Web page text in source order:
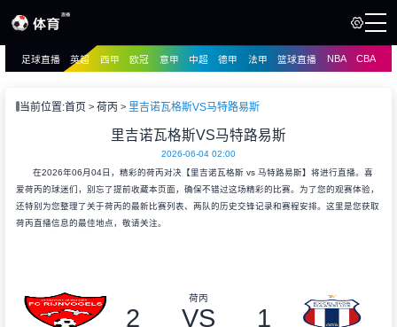
播
足球直播 英超 西甲 欧冠 意甲 中超 德甲 法甲 篮球直播 NBA CBA
当前位置:首页 荷丙 里吉诺瓦格斯VS马特路易斯
里吉诺瓦格斯VS马特路易斯
2026-06-04 02:00
在2026年06月04日，精彩的荷丙对决【里吉诺瓦格斯 vs 马特路易斯】将进行直播。喜
爱荷丙的球迷们，别忘了提前收藏本页面，确保不错过这场精彩的比赛。为了您的观赛体验，
还特别为您整理了关于荷丙的最新比赛列表、两队的历史交锋记录和赛程安排。这里是您获取
荷丙直播信息的最佳地点，敬请关注。
荷丙
2 VS 1